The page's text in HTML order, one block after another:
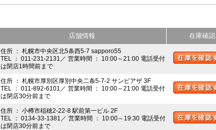
店舗情報 在庫確認
住所 ： 札幌市中央区北5条西5-7 sapporo55
TEL ： 011-231-2131／ 営業時間 ： 10:00～21:00 電話受付
は閉店1時間前まで
住所 ： 札幌市厚別区厚別中央二条5-7-2 サンピアザ 3F
TEL ： 011-892-6101／ 営業時間 ： 10:00～21:00 電話受付
は閉店30分前まで
住所 ： 小樽市稲穂2-22-8 駅前第一ビル 2F
TEL ： 0134-33-1381／ 営業時間 ： 10:00～19:30 電話受付
は閉店30分前まで